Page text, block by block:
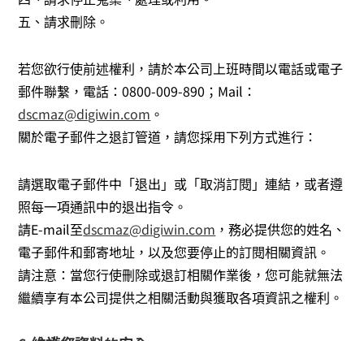
五、請求刪除。
若您欲行使前述權利，請於本公司上班時間以電話或電子
郵件聯繫，電話：0800-009-890；Mail：
dscmaz@digiwin.com 。
關於電子郵件之退訂管道，請您採用下列方式進行：
請選取電子郵件中「退出」或「取消訂閱」連結，或者遵
照每一項通訊中的退出指令。
請E-mail至dscmaz@digiwin.com ，務必提供您的姓名、
電子郵件和郵寄地址，以及您要停止的訂閱相關資訊。
請注意：當您行使刪除或退訂相關作業後，您可能就無法
繼續享有本公司提供之相關活動與獲取各項資訊之權利。